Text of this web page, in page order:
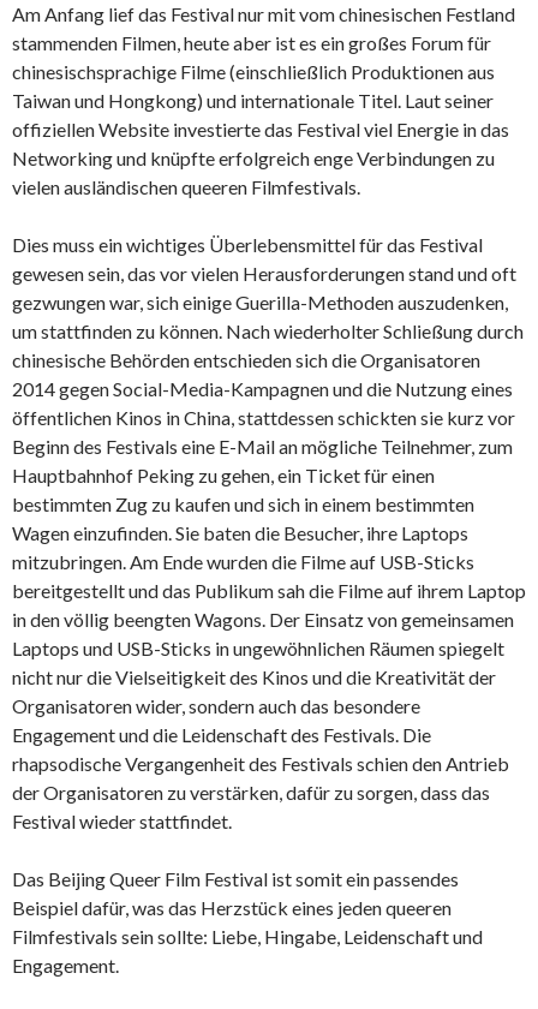
Am Anfang lief das Festival nur mit vom chinesischen Festland
stammenden Filmen, heute aber ist es ein großes Forum für
chinesischsprachige Filme (einschließlich Produktionen aus
Taiwan und Hongkong) und internationale Titel. Laut seiner
offiziellen Website investierte das Festival viel Energie in das
Networking und knüpfte erfolgreich enge Verbindungen zu
vielen ausländischen queeren Filmfestivals.
Dies muss ein wichtiges Überlebensmittel für das Festival
gewesen sein, das vor vielen Herausforderungen stand und oft
gezwungen war, sich einige Guerilla-Methoden auszudenken,
um stattfinden zu können. Nach wiederholter Schließung durch
chinesische Behörden entschieden sich die Organisatoren
2014 gegen Social-Media-Kampagnen und die Nutzung eines
öffentlichen Kinos in China, stattdessen schickten sie kurz vor
Beginn des Festivals eine E-Mail an mögliche Teilnehmer, zum
Hauptbahnhof Peking zu gehen, ein Ticket für einen
bestimmten Zug zu kaufen und sich in einem bestimmten
Wagen einzufinden. Sie baten die Besucher, ihre Laptops
mitzubringen. Am Ende wurden die Filme auf USB-Sticks
bereitgestellt und das Publikum sah die Filme auf ihrem Laptop
in den völlig beengten Wagons. Der Einsatz von gemeinsamen
Laptops und USB-Sticks in ungewöhnlichen Räumen spiegelt
nicht nur die Vielseitigkeit des Kinos und die Kreativität der
Organisatoren wider, sondern auch das besondere
Engagement und die Leidenschaft des Festivals. Die
rhapsodische Vergangenheit des Festivals schien den Antrieb
der Organisatoren zu verstärken, dafür zu sorgen, dass das
Festival wieder stattfindet.
Das Beijing Queer Film Festival ist somit ein passendes
Beispiel dafür, was das Herzstück eines jeden queeren
Filmfestivals sein sollte: Liebe, Hingabe, Leidenschaft und
Engagement.